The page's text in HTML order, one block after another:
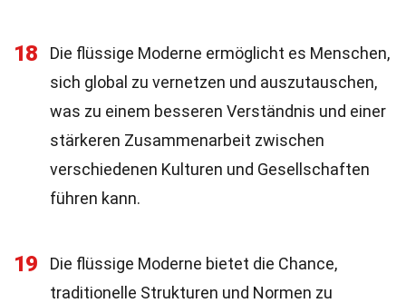
18
Die flüssige Moderne ermöglicht es Menschen,
sich global zu vernetzen und auszutauschen,
was zu einem besseren Verständnis und einer
stärkeren Zusammenarbeit zwischen
verschiedenen Kulturen und Gesellschaften
führen kann.
19
Die flüssige Moderne bietet die Chance,
traditionelle Strukturen und Normen zu